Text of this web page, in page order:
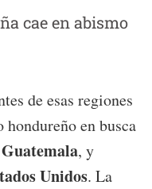
cae en abismo
de esas regiones
en busca
, y
Unidos. La